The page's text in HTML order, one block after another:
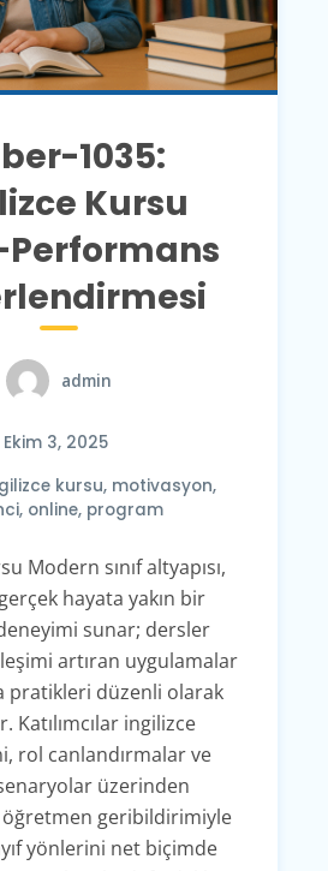
1035:
Kursu
admin
Ekim 3, 2025
kursu, motivasyon,
, online, program
Modern sınıf altyapısı,
hayata yakın bir
sunar; dersler
artıran uygulamalar
pratikleri düzenli olarak
Katılımcılar ingilizce
rol canlandırmalar ve
üzerinden
geribildirimiyle
yönlerini net biçimde